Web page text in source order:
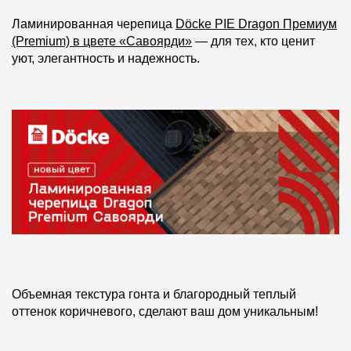
Фасадная плитка
Пленки и мембраны
Мягкая кровля
Однослойная черепица
Ламинированная черепица
Ламинированная черепица Döcke PIE Dragon Премиум
(Premium) в цвете «Савоярди» — для тех, кто ценит
уют, элегантность и надежность.
Объемная текстура гонта и благородный теплый
оттенок коричневого, сделают ваш дом уникальным!